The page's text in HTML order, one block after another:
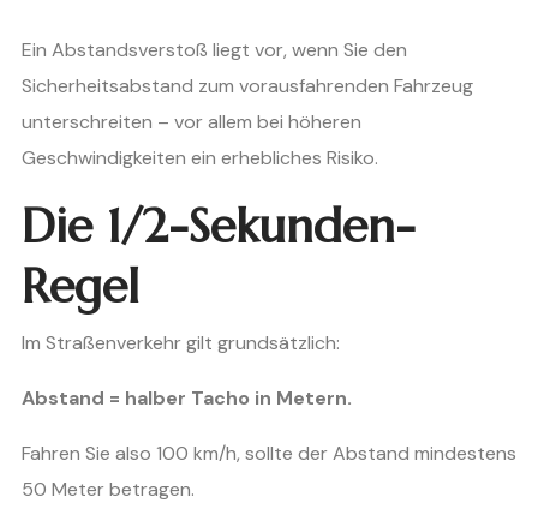
Ein Abstandsverstoß liegt vor, wenn Sie den
Sicherheitsabstand zum vorausfahrenden Fahrzeug
unterschreiten – vor allem bei höheren
Geschwindigkeiten ein erhebliches Risiko.
Die 1/2-Sekunden-
Regel
Im Straßenverkehr gilt grundsätzlich:
Abstand = halber Tacho in Metern.
Fahren Sie also 100 km/h, sollte der Abstand mindestens
50 Meter betragen.